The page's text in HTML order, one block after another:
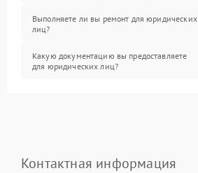
Выполняете ли вы ремонт для юридических
лиц?
Какую документацию вы предоставляете
для юридических лиц?
Контактная информация